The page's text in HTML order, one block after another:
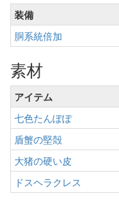
装備
胴系統倍加
素材
アイテム
七色たんぽぽ
盾蟹の堅殻
大猪の硬い皮
ドスヘラクレス